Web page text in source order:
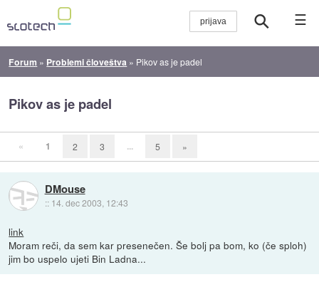
☰
Forum » Problemi človeštva » Pikov as je padel
Pikov as je padel
« 1 2 3 ... 5 »
DMouse
:: 14. dec 2003, 12:43
link
Moram reči, da sem kar presenečen. Še bolj pa bom, ko (če sploh)
jim bo uspelo ujeti Bin Ladna...